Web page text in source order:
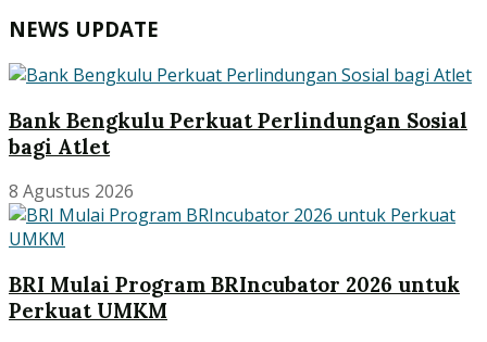
NEWS UPDATE
Bank Bengkulu Perkuat Perlindungan Sosial
bagi Atlet
8 Agustus 2026
BRI Mulai Program BRIncubator 2026 untuk
Perkuat UMKM